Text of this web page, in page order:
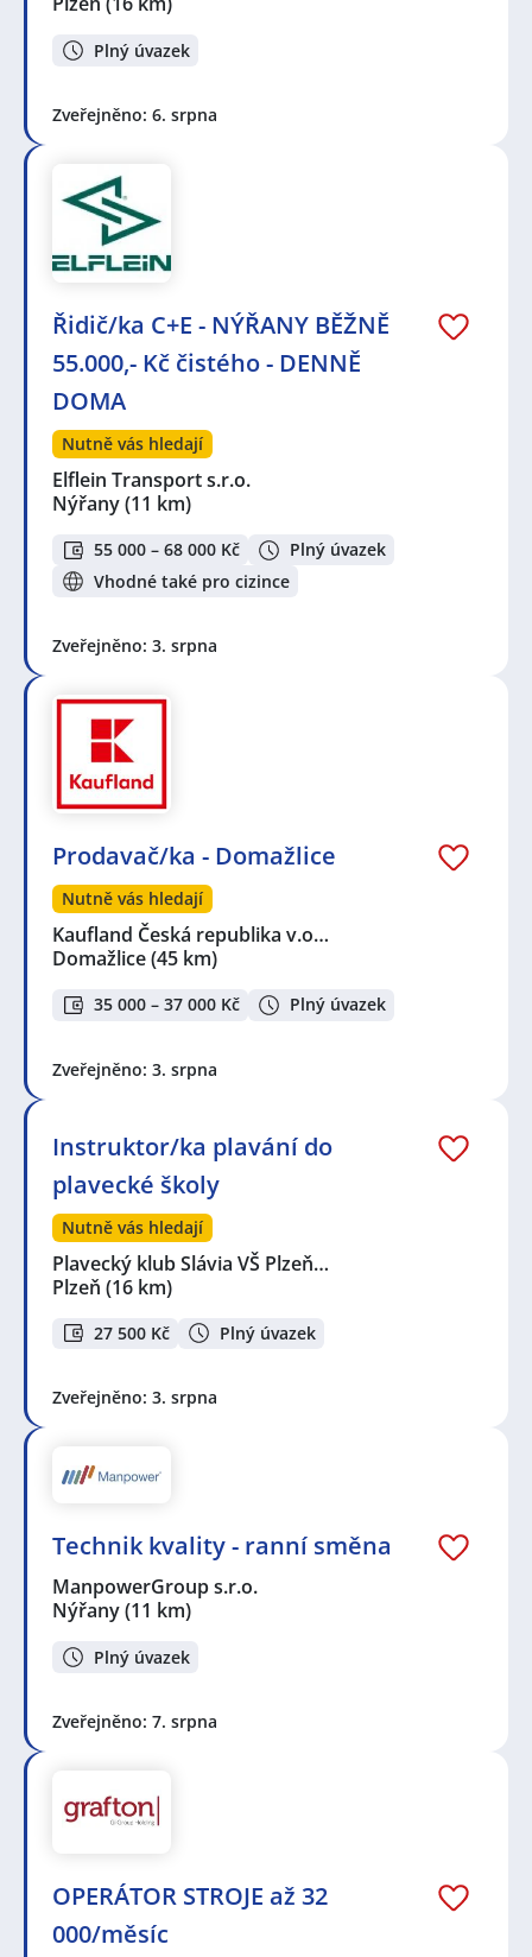
Plný úvazek
Zveřejněno: 6. srpna
Řidič/ka C+E - NÝŘANY BĚŽNĚ
55.000,- Kč čistého - DENNĚ
DOMA
Nutně vás hledají
Elflein Transport s.r.o.
Nýřany(11 km)
55 000 – 68 000 Kč
Plný úvazek
Vhodné také pro cizince
Zveřejněno: 3. srpna
Prodavač/ka - Domažlice
Nutně vás hledají
Kaufland Česká republika v.o…
Domažlice(45 km)
35 000 – 37 000 Kč Plný úvazek
Zveřejněno: 3. srpna
Instruktor/ka plavání do
plavecké školy
Nutně vás hledají
Plavecký klub Slávia VŠ Plzeň…
Plzeň (16 km)
27 500 Kč Plný úvazek
Zveřejněno: 3. srpna
Technik kvality - ranní směna
ManpowerGroup s.r.o.
Nýřany(11 km)
Plný úvazek
Zveřejněno: 7. srpna
OPERÁTOR STROJE až 32
000/měsíc